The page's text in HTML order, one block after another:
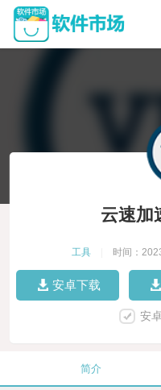
云速加
工具 时间：
安卓下载
安
简介